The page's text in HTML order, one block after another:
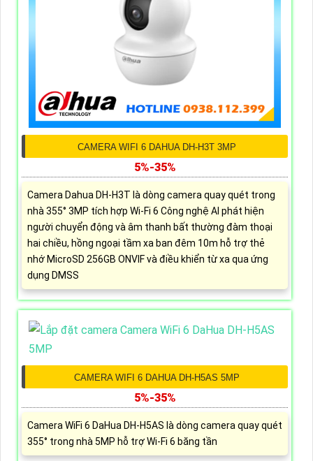
CAMERA WIFI 6 DAHUA DH-H3T 3MP
5%-35%
Camera Dahua DH-H3T là dòng camera quay quét trong
nhà 355° 3MP tích hợp Wi-Fi 6 Công nghệ AI phát hiện
người chuyển động và âm thanh bất thường đàm thoại
hai chiều, hồng ngoại tầm xa ban đêm 10m hỗ trợ thẻ
nhớ MicroSD 256GB ONVIF và điều khiển từ xa qua ứng
dụng DMSS
CAMERA WIFI 6 DAHUA DH-H5AS 5MP
5%-35%
Camera WiFi 6 DaHua DH-H5AS là dòng camera quay quét
355° trong nhà 5MP hỗ trợ Wi-Fi 6 băng tần